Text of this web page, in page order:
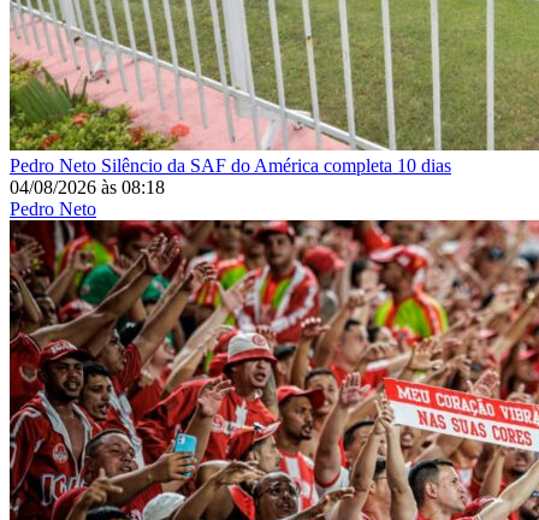
Pedro Neto Silêncio da SAF do América completa 10 dias
04/08/2026 às 08:18
Pedro Neto